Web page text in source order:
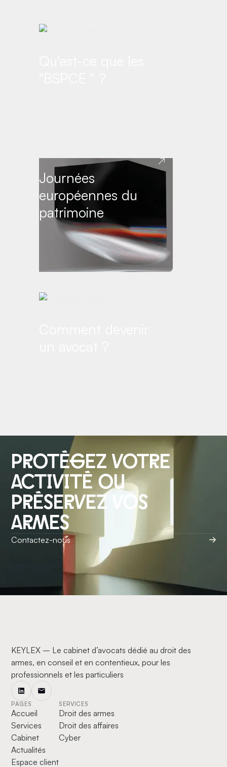
Journées
européennes du
patrimoine
protégez votre
activité ou
préservez vos
armes
Contactez-nous
KEYLEX – Le cabinet d’avocats dédié au droit des
armes, en conseil et en contentieux, pour les
professionnels et les particuliers
PAGES
Accueil
Services
Cabinet
Actualités
Espace client
SERVICES
Droit des armes
Droit des affaires
Cyber